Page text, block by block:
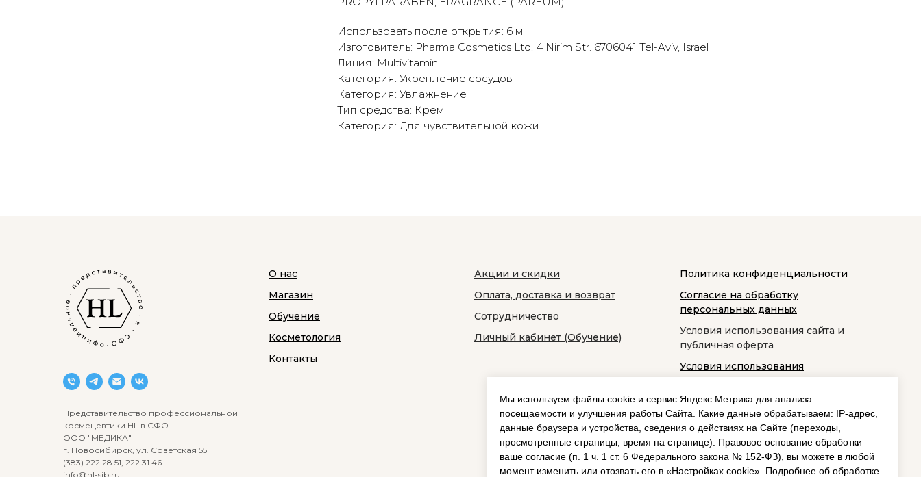
Мы используем файлы cookie и сервис Яндекс.Метрика для анализа
посещаемости и улучшения работы Сайта. Какие данные обрабатываем: IP‑адрес,
данные браузера и устройства, сведения о действиях на Сайте (переходы,
просмотренные страницы, время на странице). Правовое основание обработки –
ваше согласие (п. 1 ч. 1 ст. 6 Федерального закона № 152‑ФЗ), вы можете в любой
момент изменить или отозвать его в «Настройках cookie». Подробнее об обработке
Использовать после открытия: 6 м
Изготовитель: Pharma Cosmetics Ltd. 4 Nirim Str. 6706041 Tel-Aviv, Israel
Линия: Multivitamin
Категория: Укрепление сосудов
Категория: Увлажнение
Тип средства: Крем
Категория: Для чувствительной кожи
Представительство профессиональной
космецевтики HL в СФО
ООО "МЕДИКА"
г. Новосибирск, ул. Советская 55
(383) 222 28 51, 222 31 46
info@hl-sib.ru
О нас
Магазин
Обучение
Косметология
Контакты
Акции и скидки
Оплата, доставка и возврат
Сотрудничество
Личный кабинет (Обучение)
Политика конфиденциальности
Согласие на обработку
персональных данных
Условия использования сайта и
публичная оферта
Условия использования
космецевтики